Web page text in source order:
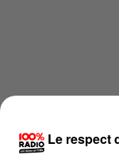
Le respect